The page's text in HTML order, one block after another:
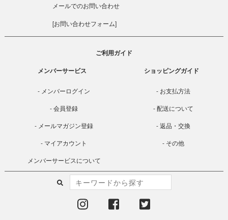
メールでのお問い合わせ
[お問い合わせフォーム]
ご利用ガイド
メンバーサービス
メンバーログイン
会員登録
メールマガジン登録
マイアカウント
メンバーサービスについて
ショッピングガイド
お支払方法
配送について
返品・交換
その他